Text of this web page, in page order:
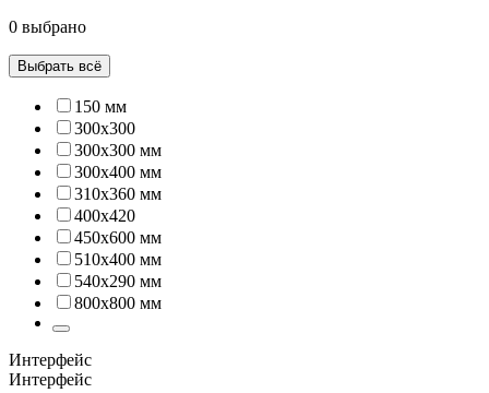
0 выбрано
Выбрать всё
150 мм
300x300
300х300 мм
300х400 мм
310х360 мм
400х420
450х600 мм
510х400 мм
540х290 мм
800х800 мм
Интерфейс
Интерфейс